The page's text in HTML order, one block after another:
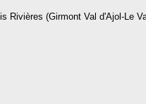
(Girmont Val d'Ajol-Le